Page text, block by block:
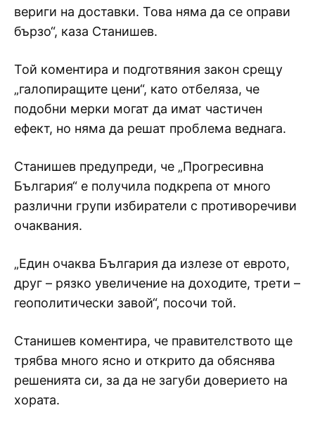
вериги на доставки. Това няма да се оправи
бързо“, каза Станишев.
Той коментира и подготвяния закон срещу
„галопиращите цени“, като отбеляза, че
подобни мерки могат да имат частичен
ефект, но няма да решат проблема веднага.
Станишев предупреди, че „Прогресивна
България“ е получила подкрепа от много
различни групи избиратели с противоречиви
очаквания.
„Един очаква България да излезе от еврото,
друг – рязко увеличение на доходите, трети –
геополитически завой“, посочи той.
Станишев коментира, че правителството ще
трябва много ясно и открито да обяснява
решенията си, за да не загуби доверието на
хората.